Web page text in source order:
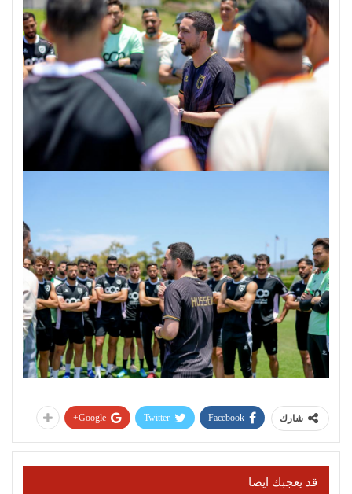
شارك Facebook
Twitter
Google+
قد يعجبك ايضا